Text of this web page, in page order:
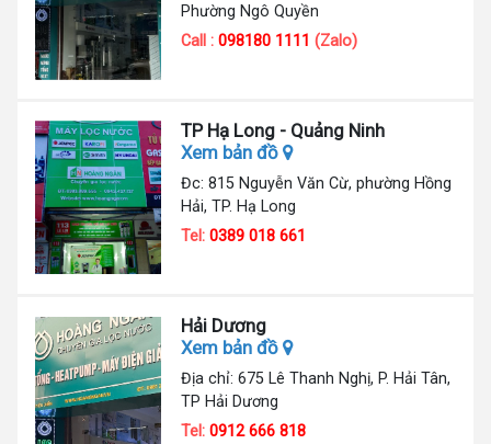
Phường Ngô Quyền
Call :098180 1111 (Zalo)
TP Hạ Long - Quảng Ninh
Xem bản đồ
Đc: 815 Nguyễn Văn Cừ, phường Hồng
Hải, TP. Hạ Long
Tel:0389 018 661
Hải Dương
Xem bản đồ
Địa chỉ: 675 Lê Thanh Nghị, P. Hải Tân,
TP Hải Dương
Tel:0912 666 818